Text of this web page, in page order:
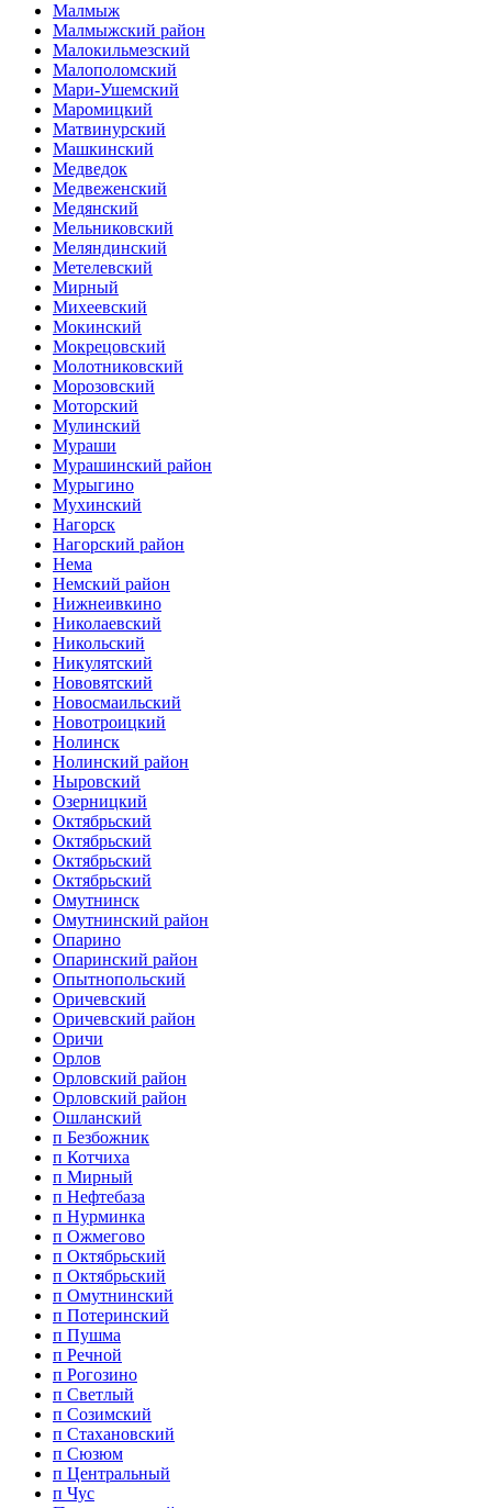
Малмыж
Малмыжский район
Малокильмезский
Малополомский
Мари-Ушемский
Маромицкий
Матвинурский
Машкинский
Медведок
Медвеженский
Медянский
Мельниковский
Меляндинский
Метелевский
Мирный
Михеевский
Мокинский
Мокрецовский
Молотниковский
Морозовский
Моторский
Мулинский
Мураши
Мурашинский район
Мурыгино
Мухинский
Нагорск
Нагорский район
Нема
Немский район
Нижнеивкино
Николаевский
Никольский
Никулятский
Нововятский
Новосмаильский
Новотроицкий
Нолинск
Нолинский район
Ныровский
Озерницкий
Октябрьский
Октябрьский
Октябрьский
Октябрьский
Омутнинск
Омутнинский район
Опарино
Опаринский район
Опытнопольский
Оричевский
Оричевский район
Оричи
Орлов
Орловский район
Орловский район
Ошланский
п Безбожник
п Котчиха
п Мирный
п Нефтебаза
п Нурминка
п Ожмегово
п Октябрьский
п Октябрьский
п Омутнинский
п Потеринский
п Пушма
п Речной
п Рогозино
п Светлый
п Созимский
п Стахановский
п Сюзюм
п Центральный
п Чус